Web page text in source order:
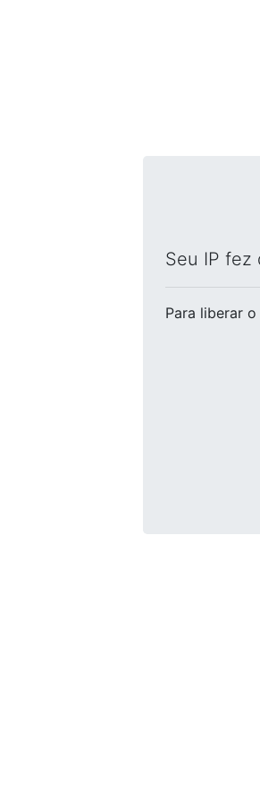
Seu IP fez
Para liberar o